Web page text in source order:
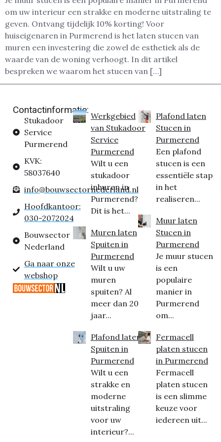
om uw interieur een strakke en moderne uitstraling te
geven. Ontvang tijdelijk 10% korting! Voor
huiseigenaren in Purmerend is het laten stucen van
muren een investering die zowel de esthetiek als de
waarde van de woning verhoogt. In dit artikel
bespreken we waarom het stucen van […]
Contactinformatie:
Stukadoor
Service
Purmerend
KVK:
58037640
info@bouwsectornederland.nl
Hoofdkantoor:
030-2072024
Bouwsector
Nederland
Ga naar onze
webshop
Werkgebied
van Stukadoor
Service
Purmerend
Wilt u een
stukadoor
inhuren in
Purmerend?
Dit is het...
Muren laten
Spuiten in
Purmerend
Wilt u uw
muren
spuiten? Al
meer dan 20
jaar...
Plafond laten
Spuiten in
Purmerend
Wilt u een
strakke en
moderne
uitstraling
voor uw
interieur?...
Plafond laten
Stucen in
Purmerend
Een plafond
stucen is een
essentiële stap
in het
realiseren...
Muur laten
Stucen in
Purmerend
Je muur stucen
is een
populaire
manier in
Purmerend
om...
Fermacell
platen stucen
in Purmerend
Fermacell
platen stucen
is een slimme
keuze voor
iedereen uit...